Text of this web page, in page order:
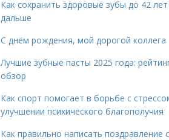
Как сохранить здоровые зубы до 42
дальше
С днём рождения, мой дорогой коллега
Лучшие зубные пасты 2025 года:
обзор
Как спорт помогает в борьбе с
улучшении психического благополучия
Как правильно написать поздравление с